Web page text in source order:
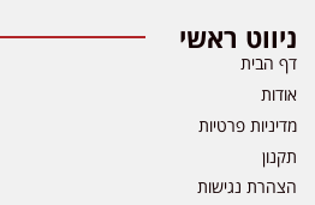
ניווט ראשי
דף הבית
אודות
מדיניות פרטיות
תקנון
הצהרת נגישות